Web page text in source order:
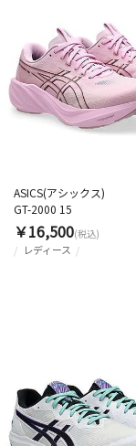
レディース
ASICS(アシックス)
GT-2000 15
￥16,500(税込)